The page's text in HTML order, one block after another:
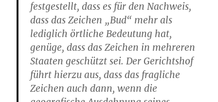
festgestellt, dass es für den Nachweis,
dass das Zeichen „Bud“ mehr als
lediglich örtliche Bedeutung hat,
genüge, dass das Zeichen in mehreren
Staaten geschützt sei. Der Gerichtshof
führt hierzu aus, dass das fragliche
Zeichen auch dann, wenn die